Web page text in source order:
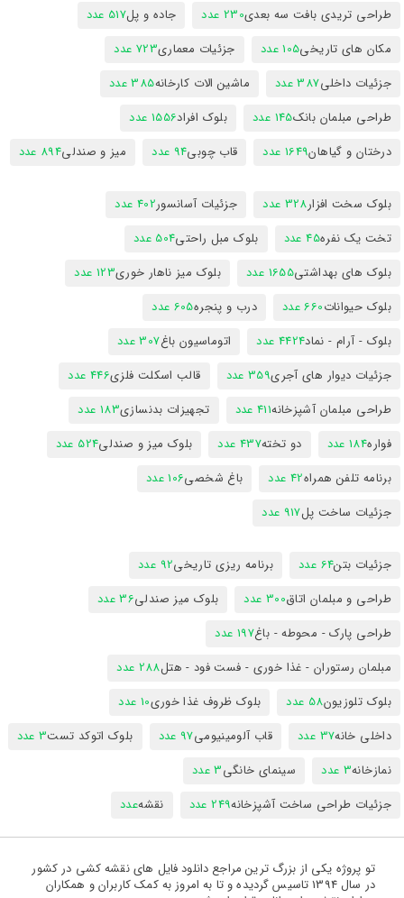
طراحی تریدی بافت سه بعدی230 عدد جاده و پل517 عدد
مکان های تاریخی105 عدد جزئیات معماری723 عدد
جزئیات داخلی387 عدد ماشین الات کارخانه385 عدد
طراحی مبلمان بانک145 عدد بلوک افراد1556 عدد
درختان و گیاهان1649 عدد قاب چوبی94 عدد میز و صندلی894 عدد
بلوک سخت افزار328 عدد جزئیات آسانسور402 عدد
تخت یک نفره45 عدد بلوک مبل راحتی504 عدد
بلوک های بهداشتی1655 عدد بلوک میز ناهار خوری123 عدد
بلوک حیوانات660 عدد درب و پنجره605 عدد
بلوک - آرام - نماد4424 عدد اتوماسیون باغ307 عدد
جزئیات دیوار های آجری359 عدد قالب اسکلت فلزی446 عدد
طراحی مبلمان آشپزخانه411 عدد تجهیزات بدنسازی183 عدد
فواره184 عدد دو تخته437 عدد بلوک میز و صندلی524 عدد
برنامه تلفن همراه42 عدد باغ شخصی106 عدد
جزئیات ساخت پل917 عدد
جزئیات بتن64 عدد برنامه ریزی تاریخی92 عدد
طراحی و مبلمان اتاق300 عدد بلوک میز صندلی36 عدد
طراحی پارک - محوطه - باغ197 عدد
مبلمان رستوران - غذا خوری - فست فود - هتل288 عدد
بلوک تلوزیون58 عدد بلوک ظروف غذا خوری10 عدد
داخلی خانه37 عدد قاب آلومینیومی97 عدد بلوک اتوکد تست3 عدد
نمازخانه3 عدد سینمای خانگی3 عدد
جزئیات طراحی ساخت آشپزخانه249 عدد نقشهعدد
تو پروژه یکی از بزرگ ترین مراجع دانلود فایل های نقشه کشی در کشور
در سال 1394 تاسیس گردیده و تا به امروز به کمک کاربران و همکاران